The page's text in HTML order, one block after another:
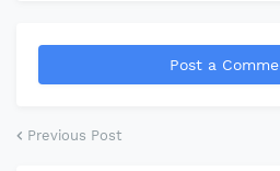
Post a
Previous Post